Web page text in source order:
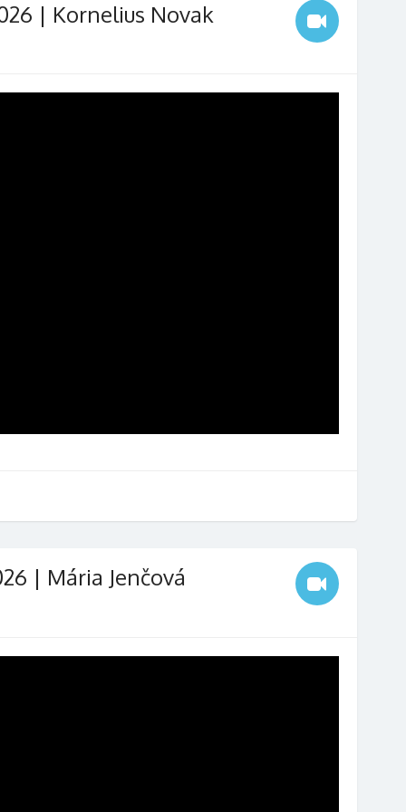
| Kornelius Novak
| Mária Jenčová